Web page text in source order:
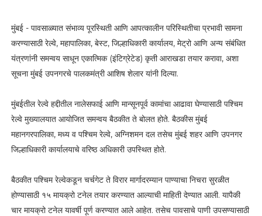
मुंबई - पावसाळ्यात संभाव्य पूरस्थिती आणि आपत्कालीन परिस्थितीचा प्रभावी सामना
करण्यासाठी रेल्वे, महापालिका, बेस्ट, जिल्हाधिकारी कार्यालय, मेट्रो आणि अन्य संबंधित
यंत्रणांनी समन्वय साधून एकात्मिक (इंटिग्रेटेड) कृती आराखडा तयार करावा, अशा
सूचना मुंबई उपनगरचे पालकमंत्री आशिष शेलार यांनी दिल्या.
मुंबईतील रेल्वे हद्दीतील नालेसफाई आणि मान्सूनपूर्व कामांचा आढावा घेण्यासाठी पश्चिम
रेल्वे मुख्यालयात आयोजित समन्वय बैठकीत ते बोलत होते. बैठकीस मुंबई
महानगरपालिका, मध्य व पश्चिम रेल्वे, अग्निशमन दल तसेच मुंबई शहर आणि उपनगर
जिल्हाधिकारी कार्यालयाचे वरिष्ठ अधिकारी उपस्थित होते.
बैठकीत पश्चिम रेल्वेकडून चर्चगेट ते विरार मार्गादरम्यान पाण्याचा निचरा सुरळीत
होण्यासाठी १५ मायक्रो टनेल तयार करण्यात आल्याची माहिती देण्यात आली. यापैकी
चार मायक्रो टनेल यावर्षी पूर्ण करण्यात आले आहेत. तसेच पावसाचे पाणी उपसण्यासाठी